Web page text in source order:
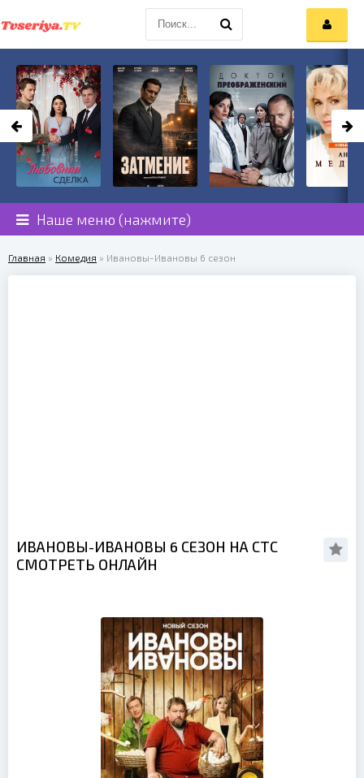
Наше меню (нажмите)
Главная » Комедия » Ивановы-Ивановы 6 сезон
ИВАНОВЫ-ИВАНОВЫ 6 СЕЗОН НА СТС
СМОТРЕТЬ ОНЛАЙН